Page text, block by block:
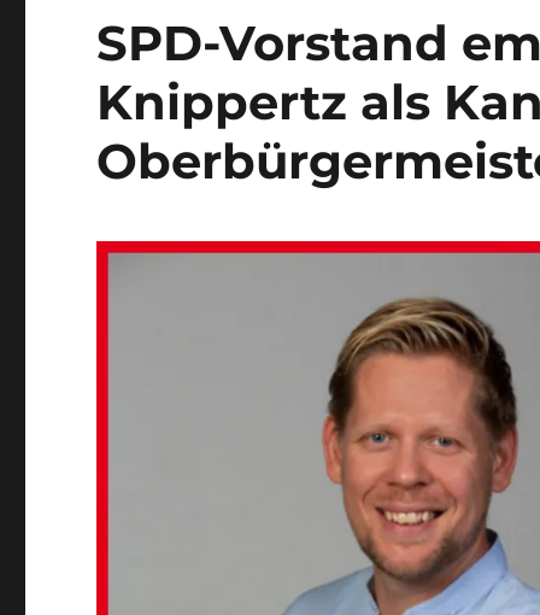
SPD-Vorstand
Knippertz als